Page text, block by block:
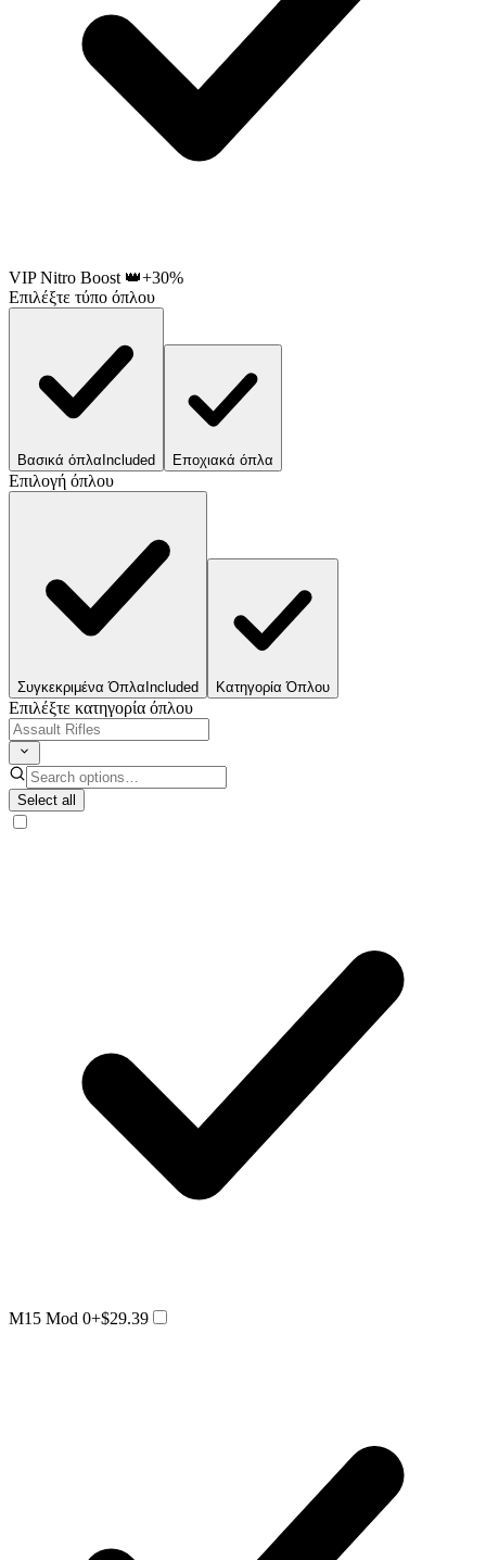
VIP Nitro Boost 👑+30%
Επιλέξτε τύπο όπλου
Βασικά όπλα Included Εποχιακά όπλα
Επιλογή όπλου
Συγκεκριμένα Όπλα Included Κατηγορία Όπλου
Επιλέξτε κατηγορία όπλου
Select all
M15 Mod 0+$29.39